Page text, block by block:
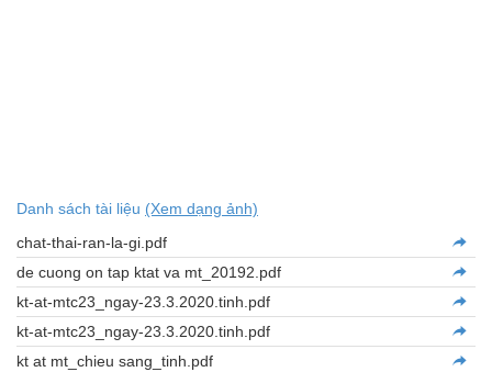
Danh sách tài liệu (Xem dạng ảnh)
chat-thai-ran-la-gi.pdf
de cuong on tap ktat va mt_20192.pdf
kt-at-mtc23_ngay-23.3.2020.tinh.pdf
kt-at-mtc23_ngay-23.3.2020.tinh.pdf
kt at mt_chieu sang_tinh.pdf